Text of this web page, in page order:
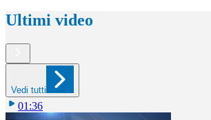
Ultimi video
Vedi tutti
01:36